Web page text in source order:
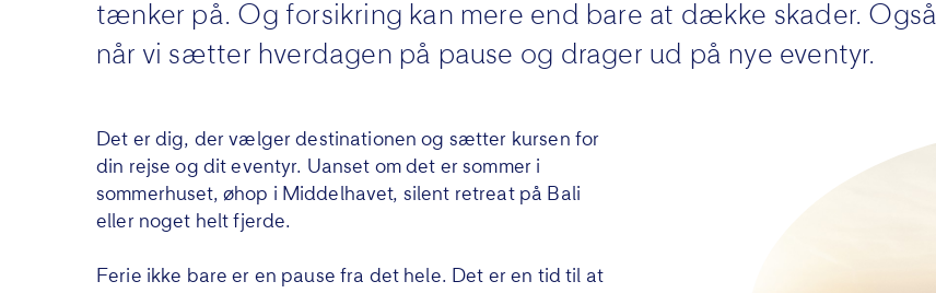
tænker på. Og forsikring kan mere end bare at dække skader. Også
når vi sætter hverdagen på pause og drager ud på nye eventyr.
Det er dig, der vælger destinationen og sætter kursen for
din rejse og dit eventyr. Uanset om det er sommer i
sommerhuset, øhop i Middelhavet, silent retreat på Bali
eller noget helt fjerde.
Ferie ikke bare er en pause fra det hele. Det er en tid til at